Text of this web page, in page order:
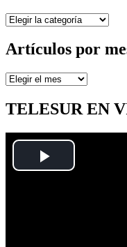
Secciones
Artículos por
Artículos
mes
TELESUR EN